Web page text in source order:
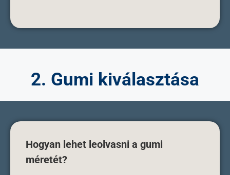
2. Gumi kiválasztása
Hogyan lehet leolvasni a gumi
méretét?